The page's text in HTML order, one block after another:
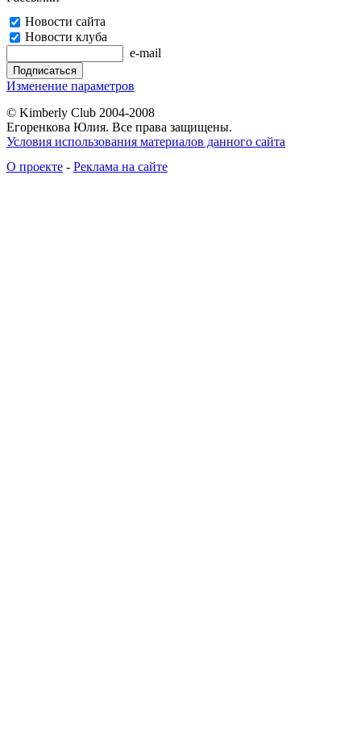
Новости сайта
Новости клуба
e-mail
Изменение параметров
© Kimberly Club 2004-2008
Егоренкова Юлия. Все права защищены.
Условия использования материалов данного сайта
О проекте - Реклама на сайте